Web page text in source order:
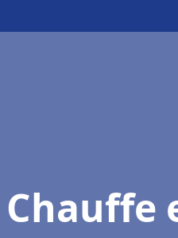
Chauffe